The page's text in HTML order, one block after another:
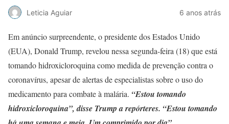
Leticia Aguiar 6 anos atrás
Em anúncio surpreendente, o presidente dos Estados Unido
(EUA), Donald Trump, revelou nessa segunda-feira (18) que está
tomando hidroxicloroquina como medida de prevenção contra o
coronavírus, apesar de alertas de especialistas sobre o uso do
medicamento para combate à malária. “Estou tomando
hidroxicloroquina”, disse Trump a repórteres. “Estou tomando